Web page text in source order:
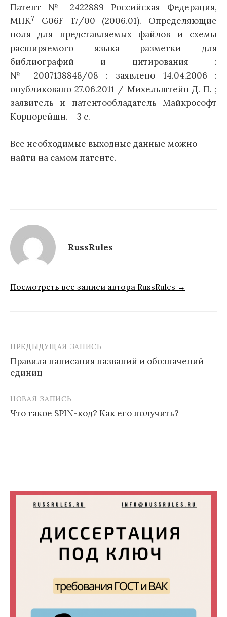
Патент № 2422889 Российская Федерация,
МПК7
G06F 17/00 (2006.01). Определяющие
поля для представляемых файлов и схемы
расширяемого языка разметки для
библиографий и цитирования :
№ 2007138848/08 : заявлено 14.04.2006 :
опубликовано 27.06.2011 / Михельштейн Д. П. ;
заявитель и патентообладатель Майкрософт
Корпорейшн. – 3 с.
Все необходимые выходные данные можно
найти на самом патенте.
RussRules
Посмотреть все записи автора RussRules →
Навигация
по
ПРЕДЫДУЩАЯ ЗАПИСЬ
Правила написания названий и обозначений
единиц
НОВАЯ ЗАПИСЬ
Что такое SPIN-код? Как его получить?